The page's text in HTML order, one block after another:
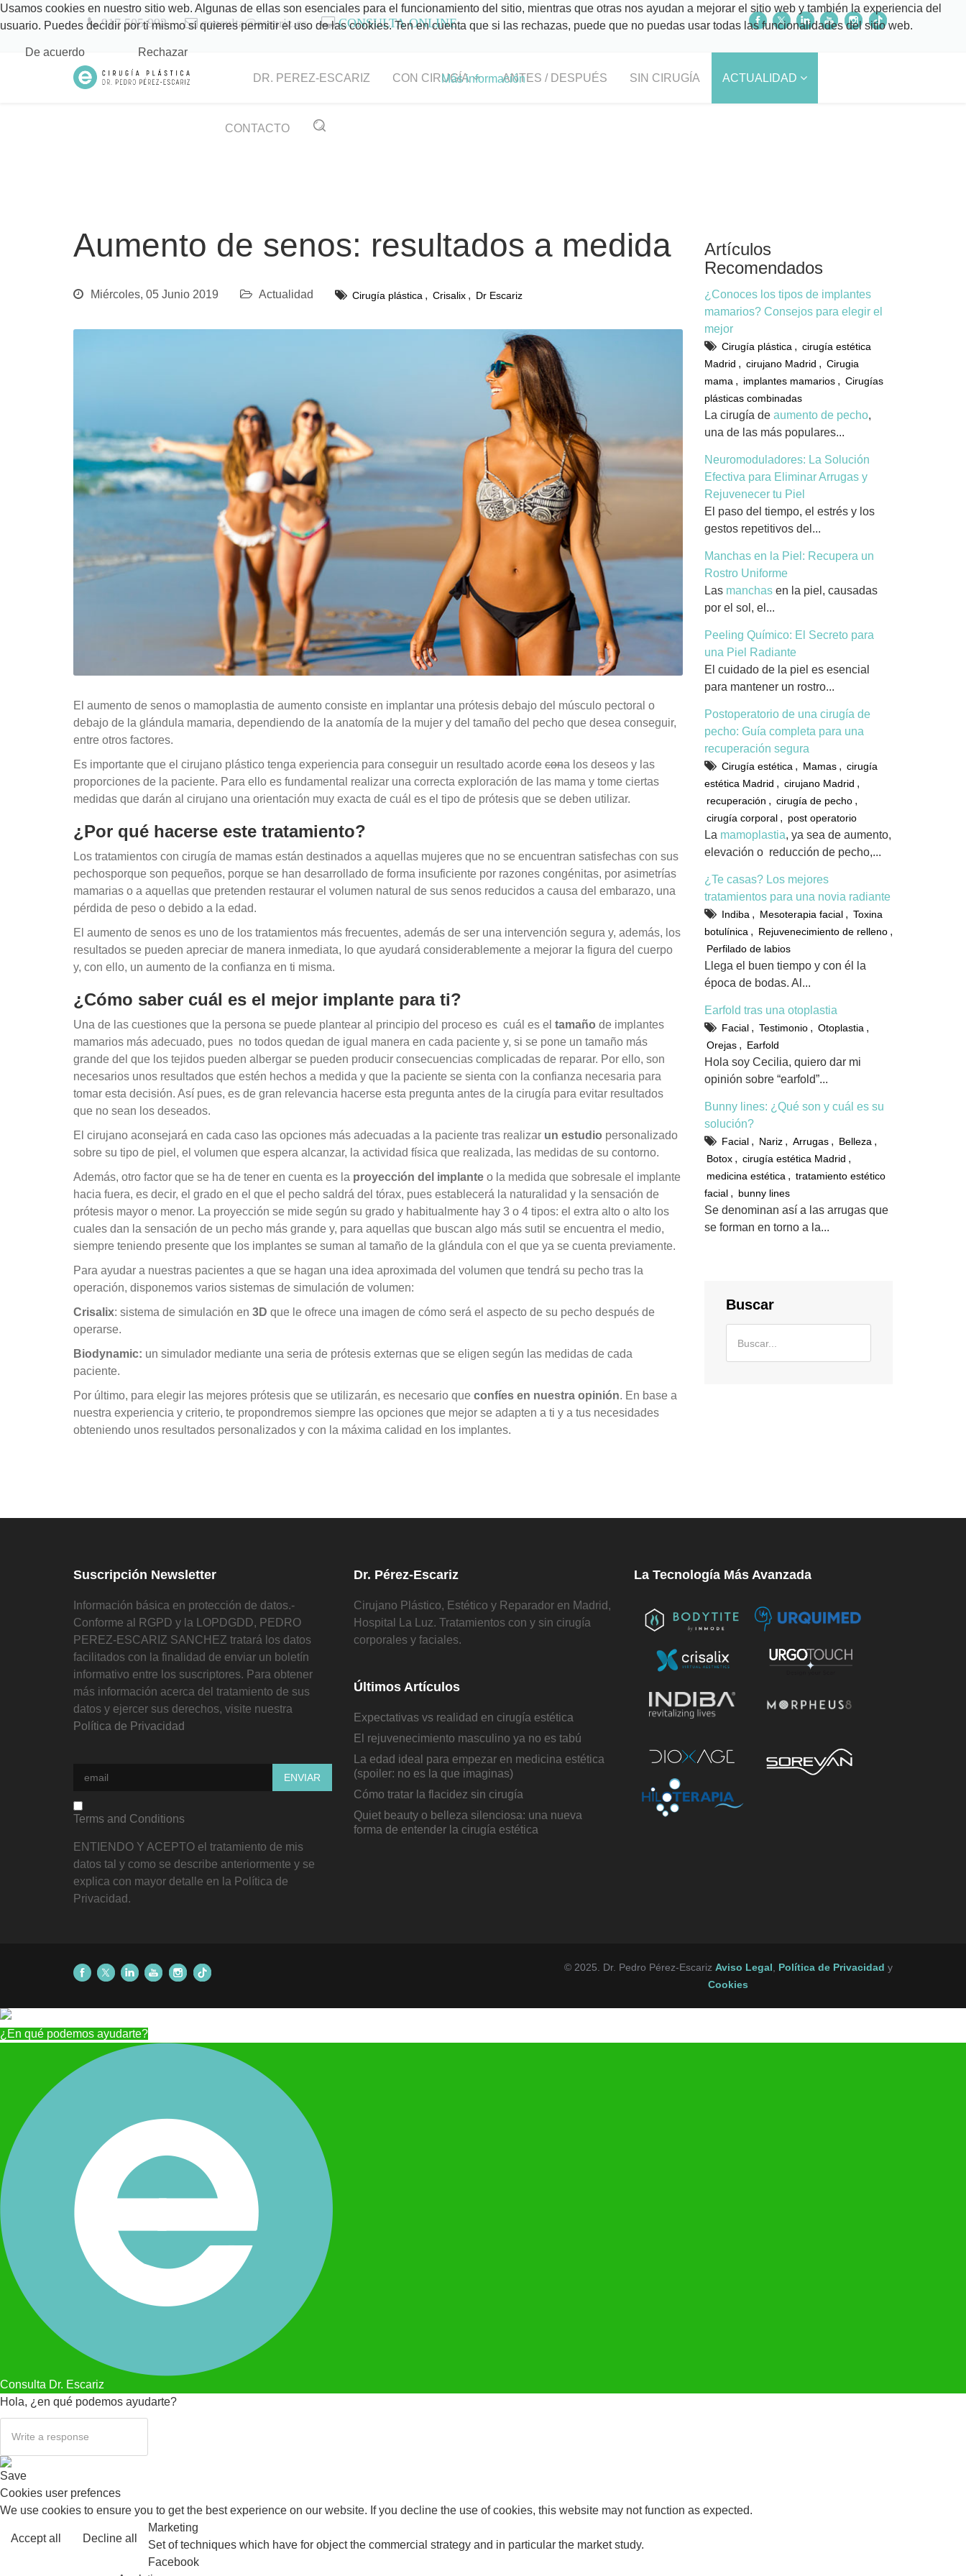
917 505 992 consulta@escariz.es CONSULTA ONLINE
DR. PEREZ-ESCARIZ CON CIRUGÍA ANTES / DESPUÉS SIN CIRUGÍA ACTUALIDAD
CONTACTO
Aumento de senos: resultados a medida
Miércoles, 05 Junio 2019 Actualidad Cirugía plástica , Crisalix , Dr Escariz
El aumento de senos o mamoplastia de aumento consiste en implantar una prótesis debajo del músculo pectoral o
debajo de la glándula mamaria, dependiendo de la anatomía de la mujer y del tamaño del pecho que desea conseguir,
entre otros factores.
Es importante que el cirujano plástico tenga experiencia para conseguir un resultado acorde cona los deseos y las
proporciones de la paciente. Para ello es fundamental realizar una correcta exploración de las mama y tome ciertas
medidas que darán al cirujano una orientación muy exacta de cuál es el tipo de prótesis que se deben utilizar.
¿Por qué hacerse este tratamiento?
Los tratamientos con cirugía de mamas están destinados a aquellas mujeres que no se encuentran satisfechas con sus
pechosporque son pequeños, porque se han desarrollado de forma insuficiente por razones congénitas, por asimetrías
mamarias o a aquellas que pretenden restaurar el volumen natural de sus senos reducidos a causa del embarazo, una
pérdida de peso o debido a la edad.
El aumento de senos es uno de los tratamientos más frecuentes, además de ser una intervención segura y, además, los
resultados se pueden apreciar de manera inmediata, lo que ayudará considerablemente a mejorar la figura del cuerpo
y, con ello, un aumento de la confianza en ti misma.
¿Cómo saber cuál es el mejor implante para ti?
Una de las cuestiones que la persona se puede plantear al principio del proceso es cuál es el tamaño de implantes
mamarios más adecuado, pues no todos quedan de igual manera en cada paciente y, si se pone un tamaño más
grande del que los tejidos pueden albergar se pueden producir consecuencias complicadas de reparar. Por ello, son
necesarios unos resultados que estén hechos a medida y que la paciente se sienta con la confianza necesaria para
tomar esta decisión. Así pues, es de gran relevancia hacerse esta pregunta antes de la cirugía para evitar resultados
que no sean los deseados.
El cirujano aconsejará en cada caso las opciones más adecuadas a la paciente tras realizar un estudio personalizado
sobre su tipo de piel, el volumen que espera alcanzar, la actividad física que realizada, las medidas de su contorno.
Además, otro factor que se ha de tener en cuenta es la proyección del implante o la medida que sobresale el implante
hacia fuera, es decir, el grado en el que el pecho saldrá del tórax, pues establecerá la naturalidad y la sensación de
prótesis mayor o menor. La proyección se mide según su grado y habitualmente hay 3 o 4 tipos: el extra alto o alto los
cuales dan la sensación de un pecho más grande y, para aquellas que buscan algo más sutil se encuentra el medio,
siempre teniendo presente que los implantes se suman al tamaño de la glándula con el que ya se cuenta previamente.
Para ayudar a nuestras pacientes a que se hagan una idea aproximada del volumen que tendrá su pecho tras la
operación, disponemos varios sistemas de simulación de volumen:
Crisalix: sistema de simulación en 3D que le ofrece una imagen de cómo será el aspecto de su pecho después de
operarse.
Biodynamic: un simulador mediante una seria de prótesis externas que se eligen según las medidas de cada
paciente.
Por último, para elegir las mejores prótesis que se utilizarán, es necesario que confíes en nuestra opinión. En base a
nuestra experiencia y criterio, te propondremos siempre las opciones que mejor se adapten a ti y a tus necesidades
obteniendo unos resultados personalizados y con la máxima calidad en los implantes.
Artículos
Recomendados
¿Conoces los tipos de implantes
mamarios? Consejos para elegir el
mejor
Cirugía plástica , cirugía estética
Madrid , cirujano Madrid , Cirugia
mama , implantes mamarios , Cirugías
plásticas combinadas
La cirugía de aumento de pecho,
una de las más populares...
Neuromoduladores: La Solución
Efectiva para Eliminar Arrugas y
Rejuvenecer tu Piel
El paso del tiempo, el estrés y los
gestos repetitivos del...
Manchas en la Piel: Recupera un
Rostro Uniforme
Las manchasen la piel, causadas
por el sol, el...
Peeling Químico: El Secreto para
una Piel Radiante
El cuidado de la piel es esencial
para mantener un rostro...
Postoperatorio de una cirugía de
pecho: Guía completa para una
recuperación segura
Cirugía estética , Mamas , cirugía
estética Madrid , cirujano Madrid ,
recuperación , cirugía de pecho ,
cirugía corporal , post operatorio
La mamoplastia, ya sea de aumento,
elevación o reducción de pecho,...
¿Te casas? Los mejores
tratamientos para una novia radiante
Indiba , Mesoterapia facial , Toxina
botulínica , Rejuvenecimiento de relleno ,
Perfilado de labios
Llega el buen tiempo y con él la
época de bodas. Al...
Earfold tras una otoplastia
Facial , Testimonio , Otoplastia ,
Orejas , Earfold
Hola soy Cecilia, quiero dar mi
opinión sobre “earfold”...
Bunny lines: ¿Qué son y cuál es su
solución?
Facial , Nariz , Arrugas , Belleza ,
Botox , cirugía estética Madrid ,
medicina estética , tratamiento estético
facial , bunny lines
Se denominan así a las arrugas que
se forman en torno a la...
Buscar
Suscripción Newsletter
Información básica en protección de datos.-
Conforme al RGPD y la LOPDGDD, PEDRO
PEREZ-ESCARIZ SANCHEZ tratará los datos
facilitados con la finalidad de enviar un boletín
informativo entre los suscriptores. Para obtener
más información acerca del tratamiento de sus
datos y ejercer sus derechos, visite nuestra
Política de Privacidad
Terms and Conditions
ENTIENDO Y ACEPTO el tratamiento de mis
datos tal y como se describe anteriormente y se
explica con mayor detalle en la Política de
Privacidad.
Dr. Pérez-Escariz
Cirujano Plástico, Estético y Reparador en Madrid,
Hospital La Luz. Tratamientos con y sin cirugía
corporales y faciales.
Últimos Artículos
Expectativas vs realidad en cirugía estética
El rejuvenecimiento masculino ya no es tabú
La edad ideal para empezar en medicina estética
(spoiler: no es la que imaginas)
Cómo tratar la flacidez sin cirugía
Quiet beauty o belleza silenciosa: una nueva
forma de entender la cirugía estética
La Tecnología Más Avanzada
© 2025. Dr. Pedro Pérez-Escariz Aviso Legal Política de Privacidad y
Cookies
¿En qué podemos ayudarte?
Consulta Dr. Escariz
Hola, ¿en qué podemos ayudarte?
Usamos cookies en nuestro sitio web. Algunas de ellas son esenciales para el funcionamiento del sitio, mientras que otras nos ayudan a mejorar el sitio web y también la experiencia del
usuario. Puedes decidir por ti mismo si quieres permitir el uso de las cookies. Ten en cuenta que si las rechazas, puede que no puedas usar todas las funcionalidades del sitio web.
De acuerdo Rechazar
Más información
Save
Cookies user prefences
We use cookies to ensure you to get the best experience on our website. If you decline the use of cookies, this website may not function as expected.
Accept all Decline all
Marketing
Set of techniques which have for object the commercial strategy and in particular the market study.
Facebook